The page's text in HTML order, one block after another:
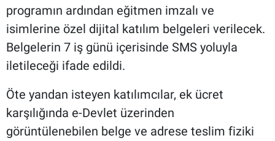
programın ardından eğitmen imzalı ve
isimlerine özel dijital katılım belgeleri verilecek.
Belgelerin 7 iş günü içerisinde SMS yoluyla
iletileceği ifade edildi.
Öte yandan isteyen katılımcılar, ek ücret
karşılığında e-Devlet üzerinden
görüntülenebilen belge ve adrese teslim fiziki